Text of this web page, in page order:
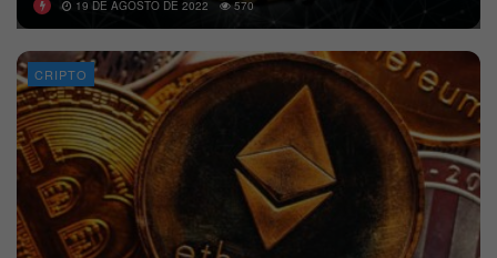
19 DE AGOSTO DE 2022 570
CRIPTO